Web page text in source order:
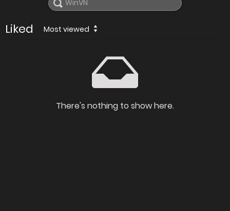
Liked Most viewed
There's nothing to show here.